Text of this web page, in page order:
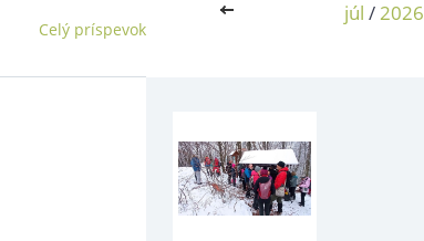
Celý príspevok
<< júl /2026